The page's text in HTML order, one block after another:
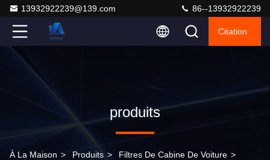
13932922239@139.com 86--13932922239
Citation
produits
À La Maison > Produits > Filtres De Cabine De Voiture >